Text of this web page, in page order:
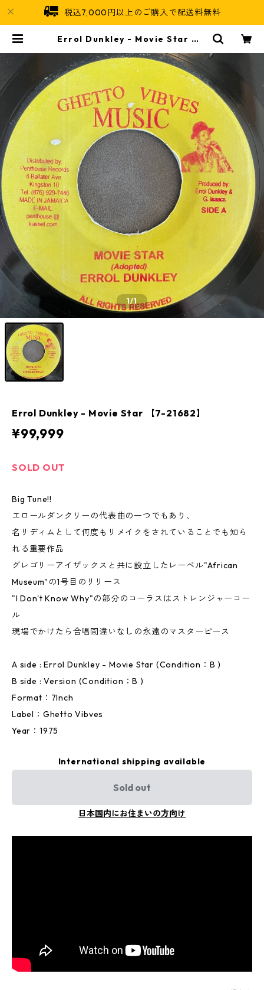
税込7,000円以上のご購入で配送料無料
Errol Dunkley - Movie Star 【7
1/1
Errol Dunkley - Movie Star 【7-21682】
¥99,999
SOLD OUT
Big Tune!!
エロールダンクリーの代表曲の一つでもあり、
名リディムとして何度もリメイクをされていることでも知ら
れる重要作品
グレゴリーアイザックスと共に設立したレーベル"African
Museum"の1号目のリリース
"I Don't Know Why"の部分のコーラスはストレンジャーコー
ル
現場でかけたら合唱間違いなしの永遠のマスターピース
A side : Errol Dunkley - Movie Star (Condition：B )
B side : Version (Condition：B )
Format：7Inch
Label：Ghetto Vibves
Year：1975
International shipping available
Sold out
日本国内にお住まいの方向け